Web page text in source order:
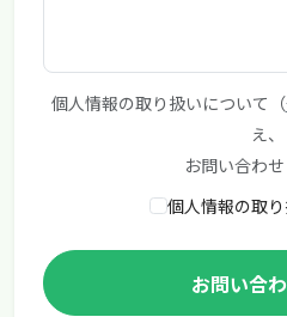
個人情報の取り扱いについて（
え、
お問い合わ
個人情報の取
お問い合